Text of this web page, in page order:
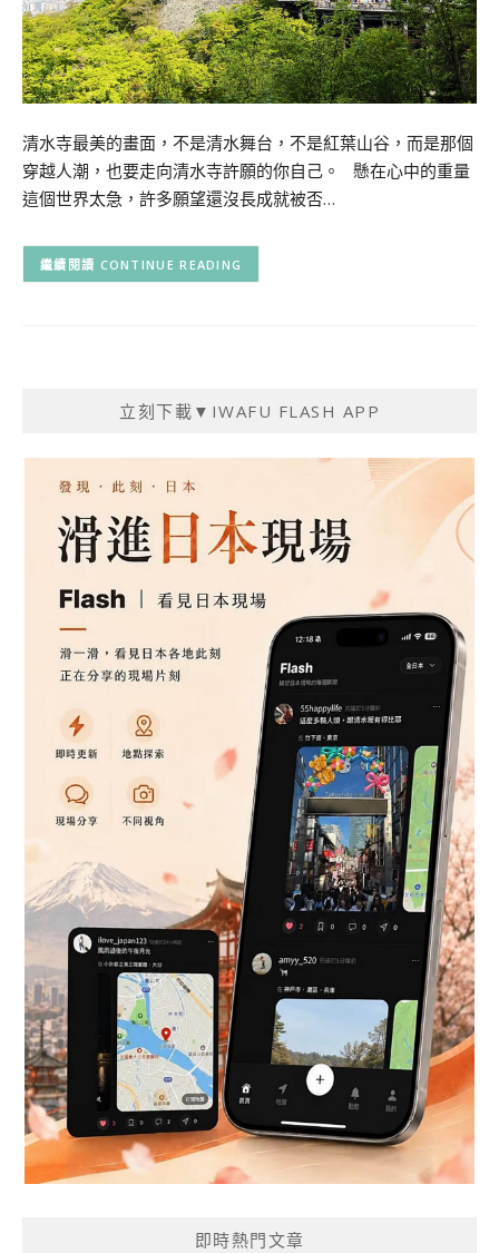
清水寺最美的畫面，不是清水舞台，不是紅葉山谷，而是那個
穿越人潮，也要走向清水寺許願的你自己。 懸在心中的重量
這個世界太急，許多願望還沒長成就被否…
CONTINUE READING
立刻下載▼IWAFU FLASH APP
即時熱門文章